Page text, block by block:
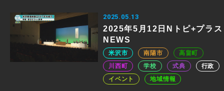
2025.05.13
2025年5月12日Nトピ+プラス
NEWS
米沢市 南陽市
高畠町
川西町
学校 式典
行政
イベント
地域情報